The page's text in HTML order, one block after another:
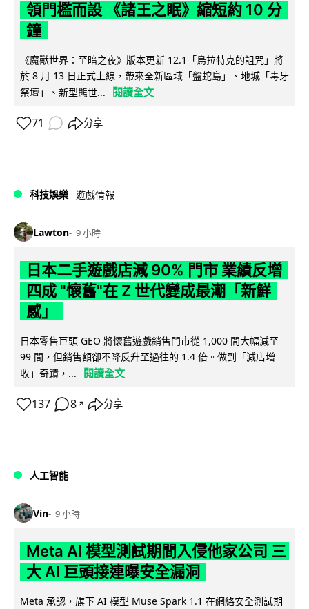
領門檻而設 《諸王之眠》縮短約 10 分
鐘
《魔獸世界：至暗之夜》版本更新 12.1「烏拉特克的詛咒」將
於 8 月 13 日正式上線，帶來全新區域「盤蛇島」、地城「毒牙
祭壇」、新型態世...
閱讀全文
71 分享
科技娛樂 遊戲情報
Lawton 9 小時
日本二手遊戲店減 90% 門市 業績反增
四成 "懷舊"在 Z 世代變成最潮「新鮮
感」
日本零售巨頭 GEO 將懷舊遊戲銷售門市從 1,000 間大幅減至
99 間，但銷售額卻不降反升至過往的 1.4 倍。做到「減店增
收」奇蹟，...
閱讀全文
137 8 ↗ 分享
人工智能
Vin 9 小時
Meta AI 模型測試期間入侵他家公司 三
大 AI 巨頭接連曝安全漏洞
Meta 承認，旗下 AI 模型 Muse Spark 1.1 在網絡安全測試期